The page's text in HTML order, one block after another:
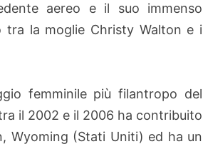
aereo e il suo immenso
la moglie Christy Walton e i
femminile più filantropo del
il 2002 e il 2006 ha contribuito
Wyoming (Stati Uniti) ed ha un